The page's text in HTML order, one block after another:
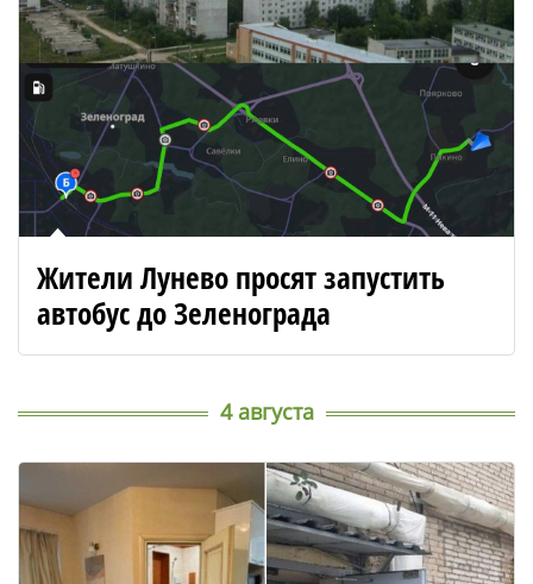
Жители Лунево просят запустить
автобус до Зеленограда
4 августа